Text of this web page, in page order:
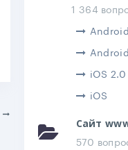
1 364
Android
iOS 2.0
iOS
Сайт
570